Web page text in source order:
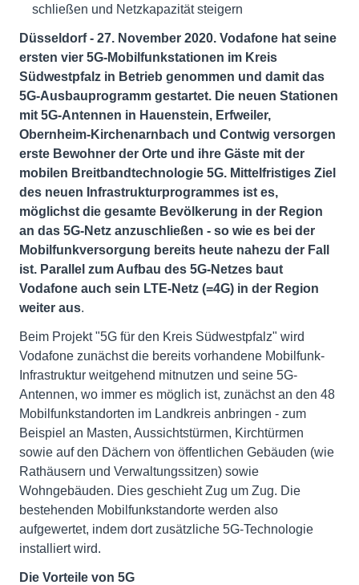
schließen und Netzkapazität steigern
Düsseldorf - 27. November 2020. Vodafone hat seine
ersten vier 5G-Mobilfunkstationen im Kreis
Südwestpfalz in Betrieb genommen und damit das
5G-Ausbauprogramm gestartet. Die neuen Stationen
mit 5G-Antennen in Hauenstein, Erfweiler,
Obernheim-Kirchenarnbach und Contwig versorgen
erste Bewohner der Orte und ihre Gäste mit der
mobilen Breitbandtechnologie 5G. Mittelfristiges Ziel
des neuen Infrastrukturprogrammes ist es,
möglichst die gesamte Bevölkerung in der Region
an das 5G-Netz anzuschließen - so wie es bei der
Mobilfunkversorgung bereits heute nahezu der Fall
ist. Parallel zum Aufbau des 5G-Netzes baut
Vodafone auch sein LTE-Netz (=4G) in der Region
weiter aus.
Beim Projekt "5G für den Kreis Südwestpfalz" wird
Vodafone zunächst die bereits vorhandene Mobilfunk-
Infrastruktur weitgehend mitnutzen und seine 5G-
Antennen, wo immer es möglich ist, zunächst an den 48
Mobilfunkstandorten im Landkreis anbringen - zum
Beispiel an Masten, Aussichtstürmen, Kirchtürmen
sowie auf den Dächern von öffentlichen Gebäuden (wie
Rathäusern und Verwaltungssitzen) sowie
Wohngebäuden. Dies geschieht Zug um Zug. Die
bestehenden Mobilfunkstandorte werden also
aufgewertet, indem dort zusätzliche 5G-Technologie
installiert wird.
Die Vorteile von 5G